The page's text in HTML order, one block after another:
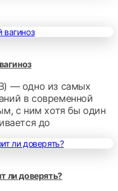
— одно из самых
в современной
с ним хотя бы один
до
ли доверять?